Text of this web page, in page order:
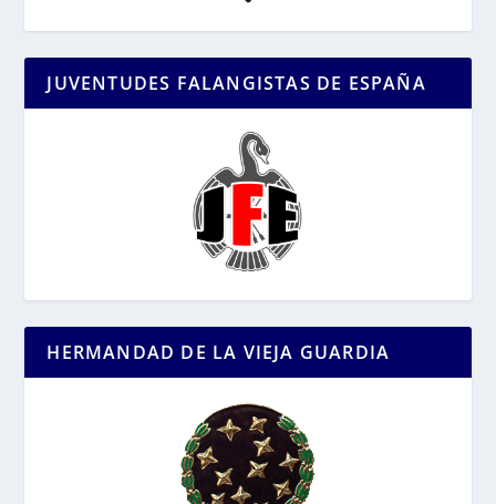
JUVENTUDES FALANGISTAS DE ESPAÑA
HERMANDAD DE LA VIEJA GUARDIA